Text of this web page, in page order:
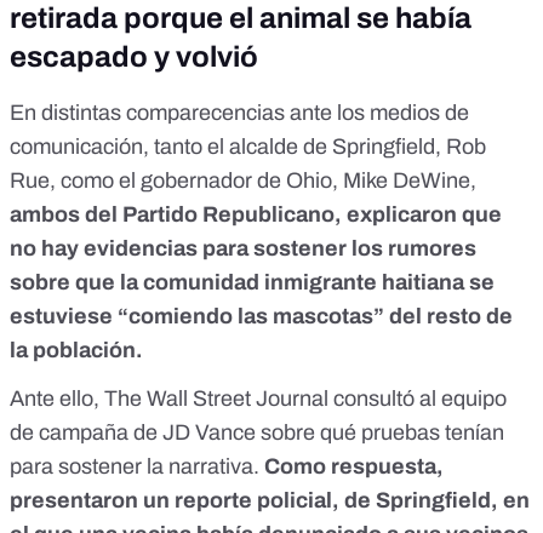
retirada porque el animal se había
escapado y volvió
En distintas comparecencias ante los medios de
comunicación, tanto el alcalde de Springfield, Rob
Rue, como el gobernador de Ohio, Mike DeWine,
ambos del Partido Republicano, explicaron que
no hay evidencias para sostener los rumores
sobre que la comunidad inmigrante haitiana se
estuviese “comiendo las mascotas” del resto de
la población.
Ante ello, The Wall Street Journal consultó al equipo
de campaña de JD Vance sobre qué pruebas tenían
para sostener la narrativa. Como respuesta,
presentaron un reporte policial, de Springfield, en